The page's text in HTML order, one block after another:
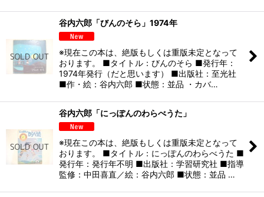
谷内六郎「びんのそら」1974年
※現在この本は、絶版もしくは重版未定となって
おります。 ■タイトル：びんのそら ■発行年：
1974年発行（だと思います） ■出版社：至光社
■作・絵：谷内六郎 ■状態：並品 ・カバ…
谷内六郎「にっぽんのわらべうた」
※現在この本は、絶版もしくは重版未定となって
おります。 ■タイトル：にっぽんのわらべうた ■
発行年：発行年不明 ■出版社：学習研究社 ■指導
監修：中田喜直／絵：谷内六郎 ■状態：並品 …